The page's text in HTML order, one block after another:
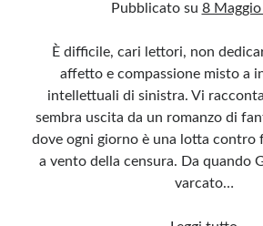
Pubblicato su 8
È difficile, cari lettori, non
affetto e compassione misto a
intellettuali di sinistra. Vi
sembra uscita da un romanzo di
dove ogni giorno è una lotta contro
a vento della censura. Da quando
varcato…